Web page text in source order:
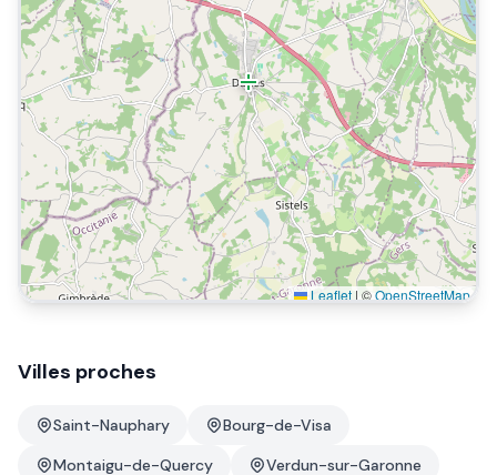
Leaflet | ©OpenStreetMap
Villes proches
Saint-Nauphary
Bourg-de-Visa
Montaigu-de-Quercy
Verdun-sur-Garonne